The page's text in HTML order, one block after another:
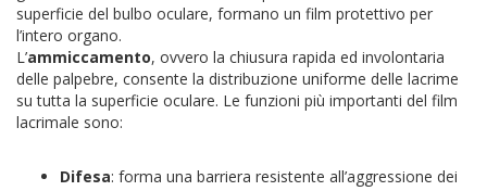
superficie del bulbo oculare, formano un film protettivo per
l’intero organo.
L’ammiccamento, ovvero la chiusura rapida ed involontaria
delle palpebre, consente la distribuzione uniforme delle lacrime
su tutta la superficie oculare. Le funzioni più importanti del film
lacrimale sono:
Difesa: forma una barriera resistente all’aggressione dei